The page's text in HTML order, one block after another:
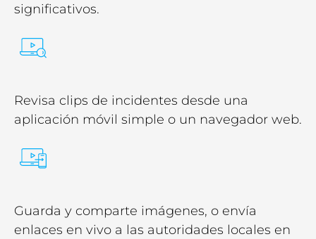
significativos.
Revisa clips de incidentes desde una
aplicación móvil simple o un navegador web.
Guarda y comparte imágenes, o envía
enlaces en vivo a las autoridades locales en